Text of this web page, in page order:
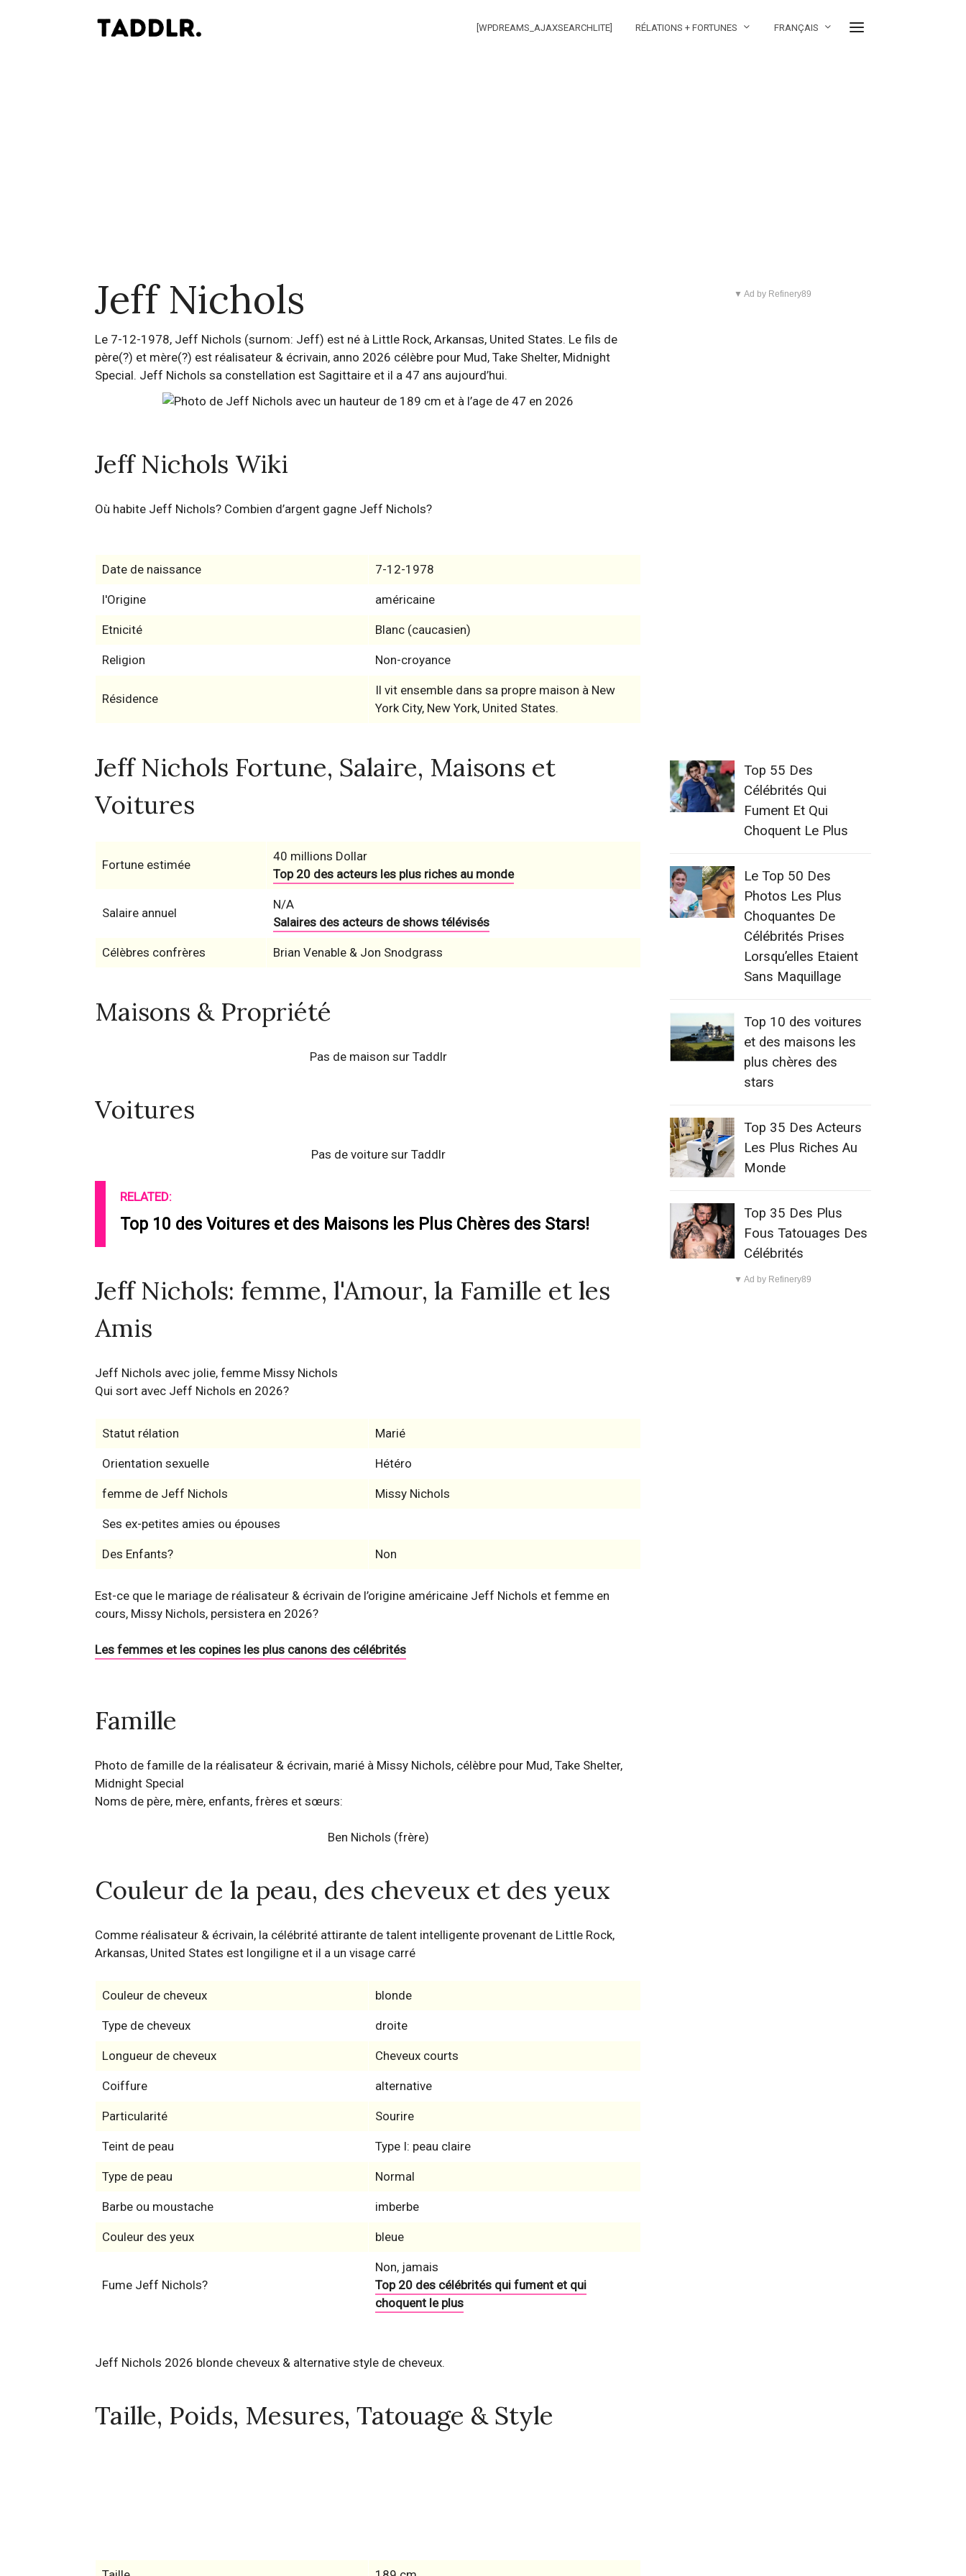
[WPDREAMS_AJAXSEARCHLITE] RÉLATIONS + FORTUNES FRANÇAIS
Jeff Nichols
Le 7-12-1978, Jeff Nichols (surnom: Jeff) est né à Little Rock, Arkansas, United States. Le fils de
père(?) et mère(?) est réalisateur & écrivain, anno 2026 célèbre pour Mud, Take Shelter, Midnight
Special. Jeff Nichols sa constellation est Sagittaire et il a 47 ans aujourd’hui.
Jeff Nichols Wiki
Où habite Jeff Nichols? Combien d’argent gagne Jeff Nichols?
Date de naissance 7-12-1978
l'Origine américaine
Etnicité Blanc (caucasien)
Religion Non-croyance
Résidence
Il vit ensemble dans sa propre maison à New
York City, New York, United States.
Jeff Nichols Fortune, Salaire, Maisons et
Voitures
Fortune estimée
40 millions Dollar
Top 20 des acteurs les plus riches au monde
Salaire annuel
N/A
Salaires des acteurs de shows télévisés
Célèbres confrères Brian Venable & Jon Snodgrass
Maisons & Propriété
Pas de maison sur Taddlr
Voitures
Pas de voiture sur Taddlr
RELATED:
Top 10 des Voitures et des Maisons les Plus Chères des Stars!
Jeff Nichols: femme, l'Amour, la Famille et les
Amis
Jeff Nichols avec jolie, femme Missy Nichols
Qui sort avec Jeff Nichols en 2026?
Statut rélation Marié
Orientation sexuelle Hétéro
femme de Jeff Nichols Missy Nichols
Ses ex-petites amies ou épouses
Des Enfants? Non
Est-ce que le mariage de réalisateur & écrivain de l’origine américaine Jeff Nichols et femme en
cours, Missy Nichols, persistera en 2026?
Les femmes et les copines les plus canons des célébrités
Famille
Photo de famille de la réalisateur & écrivain, marié à Missy Nichols, célèbre pour Mud, Take Shelter,
Midnight Special
Noms de père, mère, enfants, frères et sœurs:
Ben Nichols (frère)
Couleur de la peau, des cheveux et des yeux
Comme réalisateur & écrivain, la célébrité attirante de talent intelligente provenant de Little Rock,
Arkansas, United States est longiligne et il a un visage carré
Couleur de cheveux blonde
Type de cheveux droite
Longueur de cheveux Cheveux courts
Coiffure alternative
Particularité Sourire
Teint de peau Type I: peau claire
Type de peau Normal
Barbe ou moustache imberbe
Couleur des yeux bleue
Fume Jeff Nichols?
Non, jamais
Top 20 des célébrités qui fument et qui
choquent le plus
Jeff Nichols 2026 blonde cheveux & alternative style de cheveux.
Taille, Poids, Mesures, Tatouage & Style
▼ Ad by Refinery89
Top 55 Des
Célébrités Qui
Fument Et Qui
Choquent Le Plus
Le Top 50 Des
Photos Les Plus
Choquantes De
Célébrités Prises
Lorsqu’elles Etaient
Sans Maquillage
Top 10 des voitures
et des maisons les
plus chères des
stars
Top 35 Des Acteurs
Les Plus Riches Au
Monde
Top 35 Des Plus
Fous Tatouages Des
Célébrités
▼ Ad by Refinery89